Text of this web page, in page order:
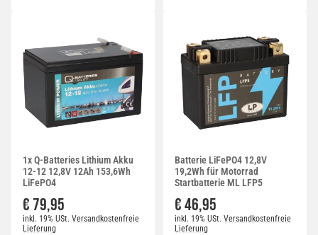
1x Q-Batteries Lithium Akku
12-12 12,8V 12Ah 153,6Wh
LiFePO4
€ 79,95
inkl. 19% USt. Versandkostenfreie
Lieferung
Batterie LiFePO4 12,8V
19,2Wh für Motorrad
Startbatterie ML LFP5
€ 46,95
inkl. 19% USt. Versandkostenfreie
Lieferung